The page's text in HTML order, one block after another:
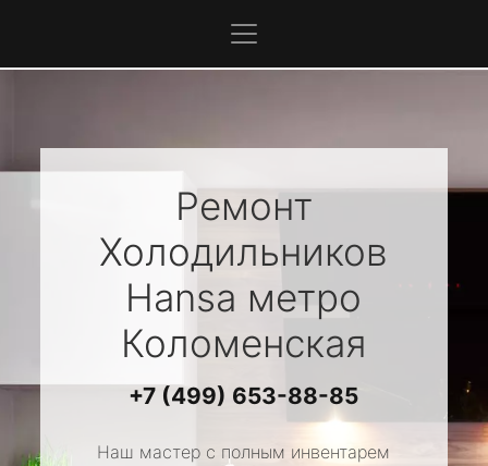
Ремонт
Холодильников
Hansa метро
Коломенская
+7 (499) 653-88-85
Наш мастер с полным инвентарем